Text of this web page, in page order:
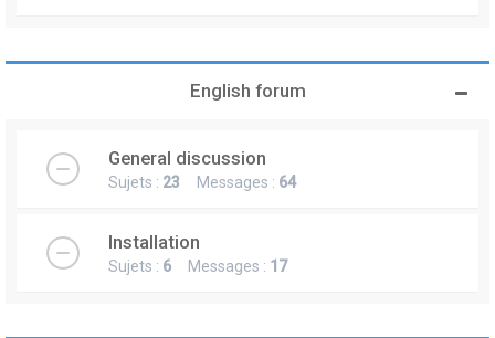
English forum
General discussion
Sujets : 23 Messages : 64
Installation
Sujets : 6 Messages : 17